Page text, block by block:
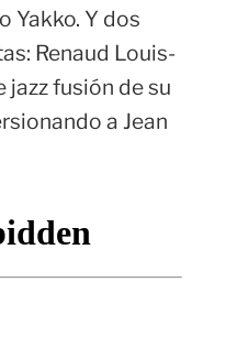
Yakko. Y dos
Renaud Louis-
jazz fusión de su
a Jean